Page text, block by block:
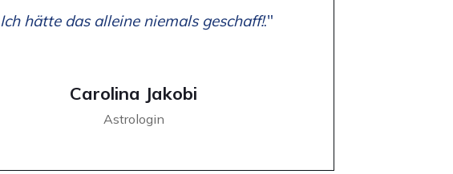
Ich hätte das alleine niemals geschaff!."
Carolina Jakobi
Astrologin